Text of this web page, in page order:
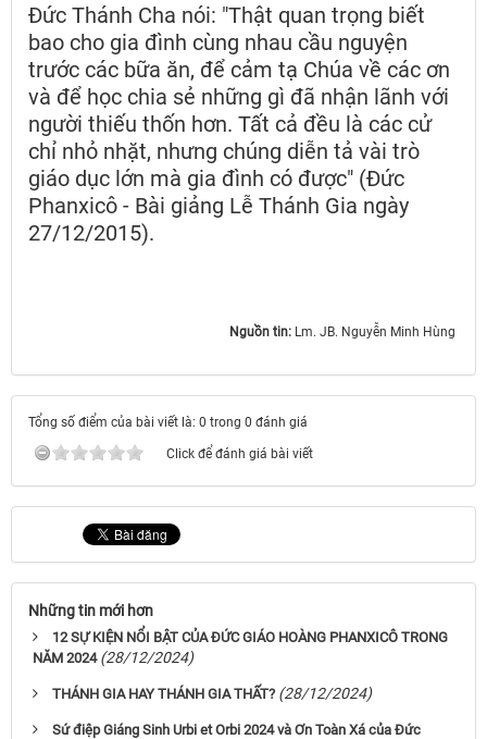
Đức Thánh Cha nói: "Thật quan trọng biết
bao cho gia đình cùng nhau cầu nguyện
trước các bữa ăn, để cảm tạ Chúa về các ơn
và để học chia sẻ những gì đã nhận lãnh với
người thiếu thốn hơn. Tất cả đều là các cử
chỉ nhỏ nhặt, nhưng chúng diễn tả vài trò
giáo dục lớn mà gia đình có được" (Đức
Phanxicô - Bài giảng Lễ Thánh Gia ngày
27/12/2015).
Nguồn tin: Lm. JB. Nguyễn Minh Hùng ​​​​​​​
Tổng số điểm của bài viết là: 0 trong 0 đánh giá
Click để đánh giá bài viết
Những tin mới hơn
12 SỰ KIỆN NỔI BẬT CỦA ĐỨC GIÁO HOÀNG PHANXICÔ TRONG
NĂM 2024 (28/12/2024)
THÁNH GIA HAY THÁNH GIA THẤT? (28/12/2024)
Sứ điệp Giáng Sinh Urbi et Orbi 2024 và Ơn Toàn Xá của Đức